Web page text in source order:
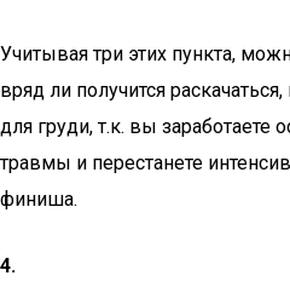
Учитывая три этих пункта,
вряд ли получится
для груди, т.к. вы заработаете
травмы и перестанете
финиша.
4.